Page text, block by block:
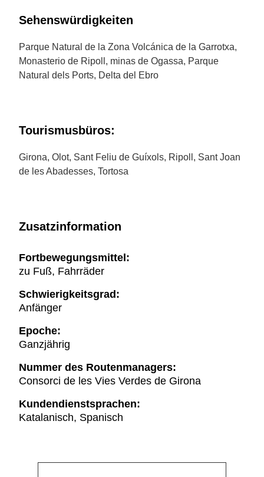
Sehenswürdigkeiten
Parque Natural de la Zona Volcánica de la Garrotxa,
Monasterio de Ripoll, minas de Ogassa, Parque
Natural dels Ports, Delta del Ebro
Tourismusbüros:
Girona, Olot, Sant Feliu de Guíxols, Ripoll, Sant Joan
de les Abadesses, Tortosa
Zusatzinformation
Fortbewegungsmittel:
zu Fuß, Fahrräder
Schwierigkeitsgrad:
Anfänger
Epoche:
Ganzjährig
Nummer des Routenmanagers:
Consorci de les Vies Verdes de Girona
Kundendienstsprachen:
Katalanisch, Spanisch